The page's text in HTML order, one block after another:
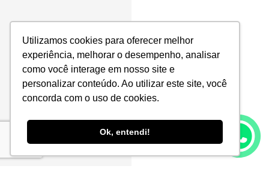
Utilizamos cookies para oferecer melhor
experiência, melhorar o desempenho, analisar
como você interage em nosso site e
personalizar conteúdo. Ao utilizar este site, você
concorda com o uso de cookies.
Ok, entendi!